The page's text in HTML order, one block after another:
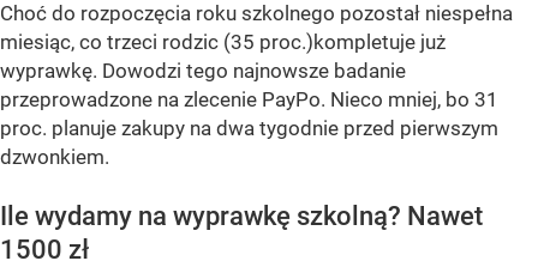
Choć do rozpoczęcia roku szkolnego pozostał niespełna
miesiąc, co trzeci rodzic (35 proc.)kompletuje już
wyprawkę. Dowodzi tego najnowsze badanie
przeprowadzone na zlecenie PayPo. Nieco mniej, bo 31
proc. planuje zakupy na dwa tygodnie przed pierwszym
dzwonkiem.
Ile wydamy na wyprawkę szkolną? Nawet
1500 zł